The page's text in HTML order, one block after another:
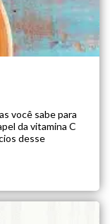
você sabe para
da vitamina C
desse